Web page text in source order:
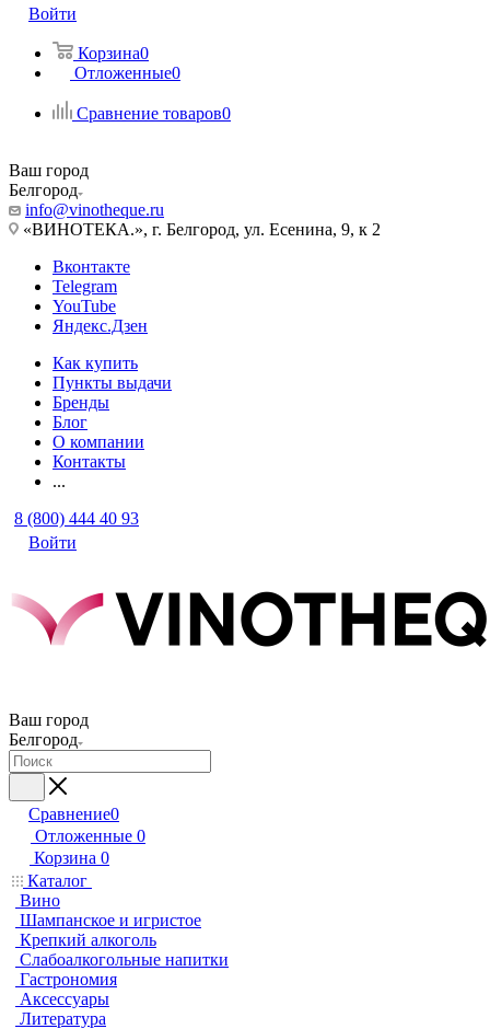
Войти
Корзина0
Отложенные0
Сравнение товаров0
Ваш город
Белгород
info@vinotheque.ru
«ВИНОТЕКА.», г. Белгород, ул. Есенина, 9, к 2
Вконтакте
Telegram
YouTube
Яндекс.Дзен
Как купить
Пункты выдачи
Бренды
Блог
О компании
Контакты
...
8 (800) 444 40 93
Войти
Ваш город
Белгород
Сравнение0
Отложенные 0
Корзина 0
Каталог
Вино
Шампанское и игристое
Крепкий алкоголь
Слабоалкогольные напитки
Гастрономия
Аксессуары
Литература